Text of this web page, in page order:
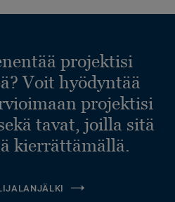
projektisi
Voit hyödyntää
projektisi
tavat, joilla sitä
kierrättämällä.